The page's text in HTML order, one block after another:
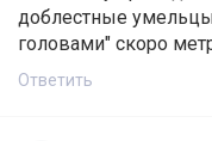
доблестные
головами" скоро
Ответить